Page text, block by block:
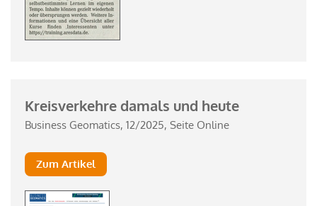
Kreisverkehre damals und heute
Business Geomatics, 12/2025, Seite Online
Zum Artikel